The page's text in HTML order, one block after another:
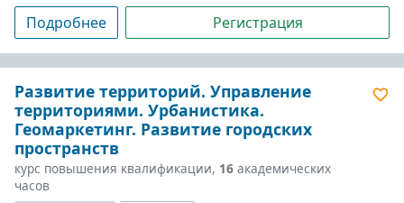
Подробнее Регистрация
Развитие территорий. Управление
территориями. Урбанистика.
Геомаркетинг. Развитие городских
пространств
курс повышения квалификации, 16 академических
часов